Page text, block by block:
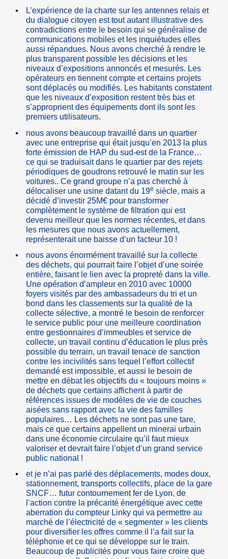
L’expérience de la charte sur les antennes relais et
du dialogue citoyen est tout autant illustrative des
contradictions entre le besoin qui se généralise de
communications mobiles et les inquiétudes elles
aussi répandues. Nous avons cherché à rendre le
plus transparent possible les décisions et les
niveaux d’expositions annoncés et mesurés. Les
opérateurs en tiennent compte et certains projets
sont déplacés ou modifiés. Les habitants constatent
que les niveaux d’exposition restent très bas et
s’approprient des équipements dont ils sont les
premiers utilisateurs.
nous avons beaucoup travaillé dans un quartier
avec une entreprise qui était jusqu’en 2013 la plus
forte émission de HAP du sud-est de la France…
ce qui se traduisait dans le quartier par des rejets
périodiques de goudrons retrouvé le matin sur les
voitures.. Ce grand groupe n’a pas cherché à
délocaliser une usine datant du 19e siècle, mais a
décidé d’investir 25M€ pour transformer
complètement le système de filtration qui est
devenu meilleur que les normes récentes, et dans
les mesures que nous avons actuellement,
représenterait une baisse d’un facteur 10 !
nous avons énormément travaillé sur la collecte
des déchets, qui pourrait faire l’objet d’une soirée
entière, faisant le lien avec la propreté dans la ville.
Une opération d’ampleur en 2010 avec 10000
foyers visités par des ambassadeurs du tri et un
bond dans les classements sur la qualité de la
collecte sélective, a montré le besoin de renforcer
le service public pour une meilleure coordination
entre gestionnaires d’immeubles et service de
collecte, un travail continu d’éducation le plus près
possible du terrain, un travail tenace de sanction
contre les incivilités sans lequel l’effort collectif
demandé est impossible, et aussi le besoin de
mettre en débat les objectifs du « toujours moins »
de déchets que certains affichent à partir de
références issues de modèles de vie de couches
aisées sans rapport avec la vie des familles
populaires… Les déchets ne sont pas une tare,
mais ce que certains appellent un minerai urbain
dans une économie circulaire qu’il faut mieux
valoriser et devrait faire l’objet d’un grand service
public national !
et je n’ai pas parlé des déplacements, modes doux,
stationnement, transports collectifs, place de la gare
SNCF… futur contournement fer de Lyon, de
l’action contre la précarité énergétique avec cette
aberration du compteur Linky qui va permettre au
marché de l’électricité de « segmenter » les clients
pour diversifier les offres comme il l’a fait sur la
téléphonie et ce qui se développe sur le train.
Beaucoup de publicités pour vous faire croire que